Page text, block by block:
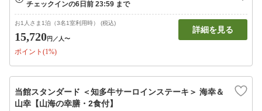
お1人さま1泊（3名1室利用時） (税込)
15,720円 ／人〜
ポイント(1%)
詳細を見る
当館スタンダード ＜知多牛サーロインステーキ＞ 海幸＆
山幸【山海の幸膳・2食付】